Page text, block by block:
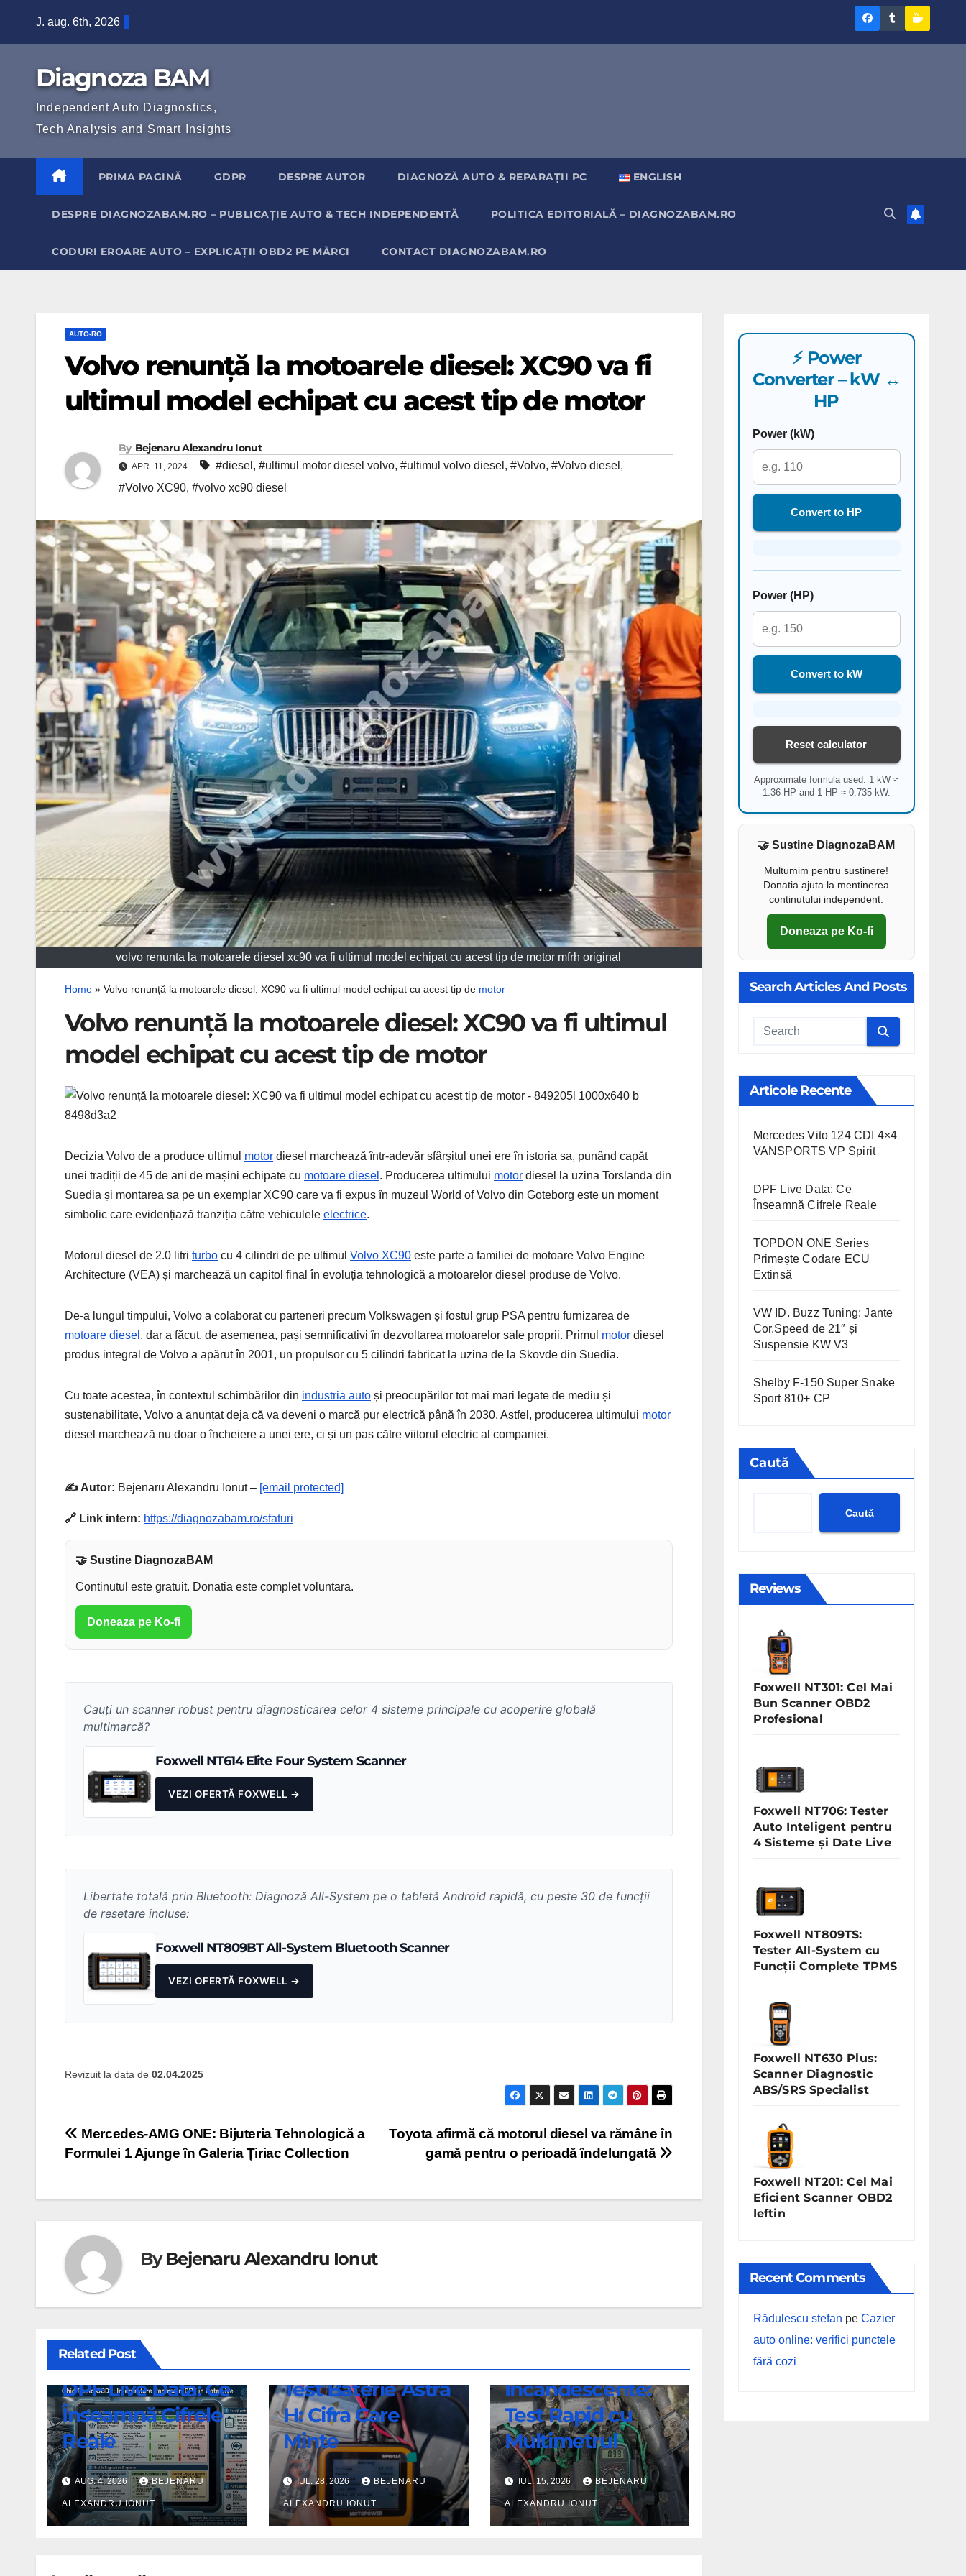
J. aug. 6th, 2026
DiagnozaDiagnoza
Diagnoza BAM
Independent Auto Diagnostics,
Tech Analysis and Smart Insights
PRIMA PAGINĂ GDPR DESPRE AUTOR DIAGNOZĂ AUTO & REPARAȚII PC ENGLISH
DESPRE DIAGNOZABAM.RO – PUBLICAȚIE AUTO & TECH INDEPENDENTĂ POLITICA EDITORIALĂ – DIAGNOZABAM.RO
CODURI EROARE AUTO – EXPLICAȚII OBD2 PE MĂRCI CONTACT DIAGNOZABAM.RO
AUTO-RO
Volvo renunță la motoarele diesel: XC90 va fi
ultimul model echipat cu acest tip de motor
By Bejenaru Alexandru Ionut
APR. 11, 2024 #diesel , #ultimul motor diesel volvo, #ultimul volvo diesel , #Volvo, #Volvo diesel ,
#Volvo XC90, #volvo xc90 diesel
volvo renunta la motoarele diesel xc90 va fi ultimul model echipat cu acest tip de motor mfrh original
Home » Volvo renunță la motoarele diesel: XC90 va fi ultimul model echipat cu acest tip de motor
Volvo renunță la motoarele diesel: XC90 va fi ultimul
model echipat cu acest tip de motor
Decizia Volvo de a produce ultimul motor diesel marchează într-adevăr sfârșitul unei ere în istoria sa, punând capăt
unei tradiții de 45 de ani de mașini echipate cu motoare diesel . Producerea ultimului motor diesel la uzina Torslanda din
Suedia și montarea sa pe un exemplar XC90 care va fi expus în muzeul World of Volvo din Goteborg este un moment
simbolic care evidențiază tranziția către vehiculele electrice.
Motorul diesel de 2.0 litri turbo cu 4 cilindri de pe ultimul Volvo XC90 este parte a familiei de motoare Volvo Engine
Architecture (VEA) și marchează un capitol final în evoluția tehnologică a motoarelor diesel produse de Volvo.
De-a lungul timpului, Volvo a colaborat cu parteneri precum Volkswagen și fostul grup PSA pentru furnizarea de
motoare diesel , dar a făcut, de asemenea, pași semnificativi în dezvoltarea motoarelor sale proprii. Primul motor diesel
produs integral de Volvo a apărut în 2001, un propulsor cu 5 cilindri fabricat la uzina de la Skovde din Suedia.
Cu toate acestea, în contextul schimbărilor din industria auto și preocupărilor tot mai mari legate de mediu și
sustenabilitate, Volvo a anunțat deja că va deveni o marcă pur electrică până în 2030. Astfel, producerea ultimului motor
diesel marchează nu doar o încheiere a unei ere, ci și un pas către viitorul electric al companiei.
✍️ Autor: Bejenaru Alexandru Ionut – [email protected]
🔗 Link intern: https://diagnozabam.ro/sfaturi
🤝 Sustine DiagnozaBAM
Continutul este gratuit. Donatia este complet voluntara.
Doneaza pe Ko-fi
Cauți un scanner robust pentru diagnosticarea celor 4 sisteme principale cu acoperire globală
multimarcă?
Foxwell NT614 Elite Four System Scanner
VEZI OFERTĂ FOXWELL →
Libertate totală prin Bluetooth: Diagnoză All-System pe o tabletă Android rapidă, cu peste 30 de funcții
de resetare incluse:
Foxwell NT809BT All-System Bluetooth Scanner
VEZI OFERTĂ FOXWELL →
Revizuit la data de 02.04.2025
Navigare
articole
Toyota afirmă că motorul diesel va rămâne în
gamă pentru o perioadă îndelungată
Mercedes-AMG ONE: Bijuteria Tehnologică a
Formulei 1 Ajunge în Galeria Țiriac Collection
ByBejenaru Alexandru Ionut
Related Post
DPF Live Data: Ce
Înseamnă Cifrele
Reale
AUG. 4, 2026 BEJENARU
ALEXANDRU IONUT
Test Baterie Astra
H: Cifra Care
Minte
IUL. 28, 2026 BEJENARU
ALEXANDRU IONUT
Bujii
Incandescente:
Test Rapid cu
Multimetrul
IUL. 15, 2026 BEJENARU
ALEXANDRU IONUT
⚡ Power
Converter – kW ↔
HP
Power (kW)
Convert to HP
Power (HP)
Convert to kW
Reset calculator
Approximate formula used: 1 kW ≈
1.36 HP and 1 HP ≈ 0.735 kW.
🤝 Sustine DiagnozaBAM
Multumim pentru sustinere!
Donatia ajuta la mentinerea
continutului independent.
Doneaza pe Ko-fi
Search Articles And Posts
Cauta
Articole Recente
Mercedes Vito 124 CDI 4×4
VANSPORTS VP Spirit
DPF Live Data: Ce
Înseamnă Cifrele Reale
TOPDON ONE Series
Primește Codare ECU
Extinsă
VW ID. Buzz Tuning: Jante
Cor.Speed de 21″ și
Suspensie KW V3
Shelby F-150 Super Snake
Sport 810+ CP
Caută
Caută
Reviews
Foxwell NT301: Cel Mai
Bun Scanner OBD2
Profesional
Foxwell NT706: Tester
Auto Inteligent pentru
4 Sisteme și Date Live
Foxwell NT809TS:
Tester All-System cu
Funcții Complete TPMS
Foxwell NT630 Plus:
Scanner Diagnostic
ABS/SRS Specialist
Foxwell NT201: Cel Mai
Eficient Scanner OBD2
Ieftin
Recent Comments
Rădulescu stefan pe Cazier
auto online: verifici punctele
fără cozi